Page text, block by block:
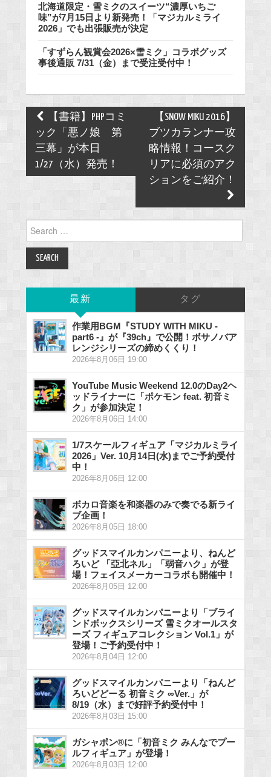
北海道限定・雪ミクのスイーツ“濃厚いちご
味”が7月15日より新発売！「マジカルミライ
2026」でも出張販売が決定
「すずらん観賞会2026×雪ミク」コラボグッズ
事後通販 7/31（金）まで受注受付中！
Post
navigation
【書籍】PHPコミ
ック「悪ノ娘 第
三幕」が本日
1/27（水）発売！
【SNOW MIKU 2016】
ブツカランナー攻
略情報！コースク
リアに必須のアク
ションをご紹介！
for:
最新 タグ
作業用BGM『STUDY WITH MIKU -
part6 -』が『39ch』で公開！ボサノバア
レンジシリーズの締めくくり！
2026年8月06日 19:00
YouTube Music Weekend 12.0のDay2ヘ
ッドライナーに「ポケモン feat. 初音ミ
ク」が参加決定！
2026年8月06日 14:00
1/7スケールフィギュア「マジカルミライ
2026」Ver. 10月14日(水)までご予約受付
中！
2026年8月06日 12:00
ボカロ音楽を和楽器のみで奏でる新ライ
ブ企画！
2026年8月05日 18:00
グッドスマイルカンパニーより、ねんど
ろいど 「亞北ネル」「弱音ハク」が登
場！フェイスメーカーコラボも開催中！
2026年8月05日 12:00
グッドスマイルカンパニーより「ブライ
ンドボックスシリーズ 雪ミクオールスタ
ーズ フィギュアコレクション Vol.1」が
登場！ご予約受付中！
2026年8月04日 12:00
グッドスマイルカンパニーより「ねんど
ろいどどーる 初音ミク ∞Ver.」が
8/19（水）まで好評予約受付中！
2026年8月03日 15:00
ガシャポン®に「初音ミク みんなでプー
ルフィギュア」が登場！
2026年8月03日 12:00